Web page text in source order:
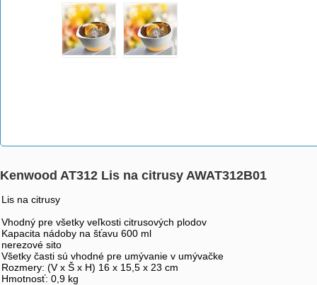
Kenwood AT312 Lis na citrusy AWAT312B01
Lis na citrusy
Vhodný pre všetky veľkosti citrusových plodov
Kapacita nádoby na šťavu 600 ml
nerezové sito
Všetky časti sú vhodné pre umývanie v umývačke
Rozmery: (V x Š x H) 16 x 15,5 x 23 cm
Hmotnosť: 0,9 kg